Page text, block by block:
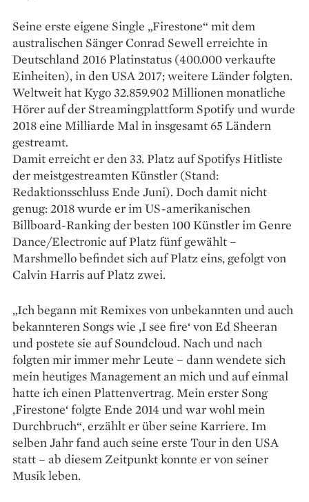
Seine erste eigene Single ­„Firestone“ mit dem
australischen Sänger Conrad Sewell ­erreichte in
Deutschland 2016 ­Platinstatus (400.000 verkaufte
Einheiten), in den USA 2017; weitere Länder folgten.
Weltweit hat Kygo 32.859.902 Millionen monat­liche
Hörer auf der Streamingplattform Spotify und wurde
2018 eine Milliarde Mal in insgesamt 65 Ländern
gestreamt.
Damit erreicht er den 33. Platz auf Spotifys Hitliste
der meistgestreamten Künstler (Stand:
Redaktionsschluss Ende Juni). Doch damit nicht
genug: 2018 wurde er im US-amerikanischen
Billboard-Ranking der besten 100 Künstler im Genre
Dance/Electronic auf Platz fünf gewählt –
Marshmello befindet sich auf Platz eins, gefolgt von
Calvin Harris auf Platz zwei.
„Ich begann mit Remixes von unbekannten und auch
bekannteren Songs wie ,I see fire‘ von Ed Sheeran
und postete sie auf Soundcloud. Nach und nach
folgten mir immer mehr Leute – dann wendete sich
mein heutiges Management an mich und auf einmal
hatte ich einen Plattenvertrag. Mein erster Song
,Fire­stone‘ folgte Ende 2014 und war wohl mein
Durchbruch“, erzählt er über seine Karriere. Im
selben Jahr fand auch seine erste Tour in den USA
statt – ab diesem Zeitpunkt konnte er von seiner
Musik leben.